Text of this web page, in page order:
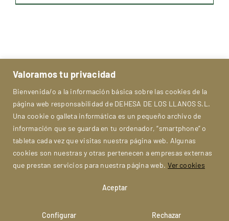
Valoramos tu privacidad
Bienvenida/o a la información básica sobre las cookies de la
página web responsabilidad de DEHESA DE LOS LLANOS S.L.
Una cookie o galleta informática es un pequeño archivo de
información que se guarda en tu ordenador, “smartphone” o
tableta cada vez que visitas nuestra página web. Algunas
cookies son nuestras y otras pertenecen a empresas externas
que prestan servicios para nuestra página web. Ver cookies
Configurar Rechazar
Aceptar
Legal Notice